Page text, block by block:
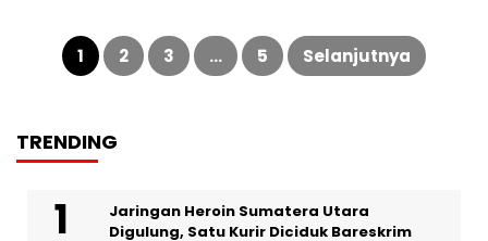
Paginasi
pos
1 2 3 … 5 Selanjutnya
TRENDING
Jaringan Heroin Sumatera Utara
Digulung, Satu Kurir Diciduk Bareskrim